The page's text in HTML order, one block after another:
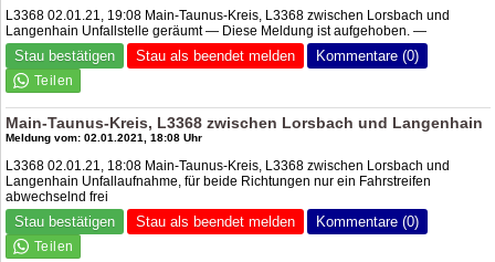
L3368 02.01.21, 19:08 Main-Taunus-Kreis, L3368 zwischen Lorsbach und
Langenhain Unfallstelle geräumt — Diese Meldung ist aufgehoben. —
Stau bestätigen Stau als beendet melden Kommentare (0)
Main-Taunus-Kreis, L3368 zwischen Lorsbach und Langenhain
Meldung vom: 02.01.2021, 18:08 Uhr
L3368 02.01.21, 18:08 Main-Taunus-Kreis, L3368 zwischen Lorsbach und
Langenhain Unfallaufnahme, für beide Richtungen nur ein Fahrstreifen
abwechselnd frei
Stau bestätigen Stau als beendet melden Kommentare (0)